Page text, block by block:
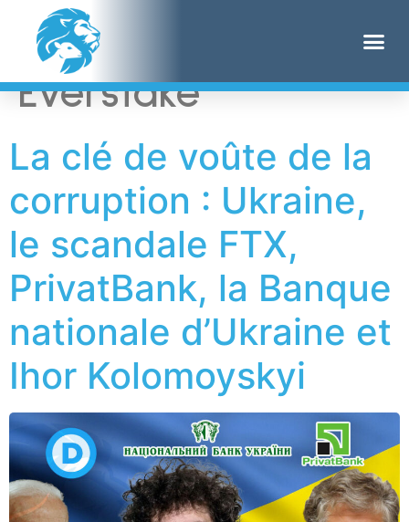
Étiquette :
Everstake
La clé de voûte de la
corruption : Ukraine,
le scandale FTX,
PrivatBank, la Banque
nationale d’Ukraine et
Ihor Kolomoyskyi